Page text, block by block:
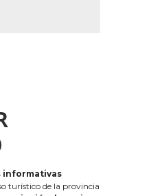
informativas
turístico de la provincia